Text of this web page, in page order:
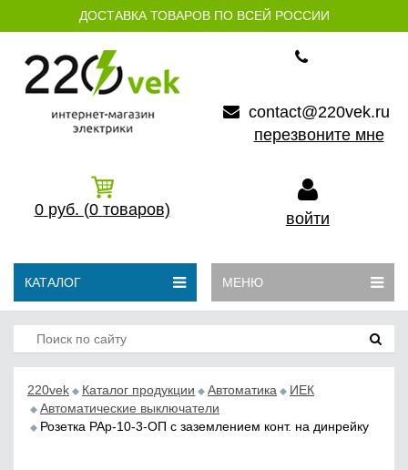
ДОСТАВКА ТОВАРОВ ПО ВСЕЙ РОССИИ
contact@220vek.ru
перезвоните мне
0 руб. (0 товаров) войти
КАТАЛОГ МЕНЮ
220vek Каталог продукции Автоматика
ИЕК
Автоматические выключатели
Розетка РАр-10-3-ОП с заземлением конт. на динрейку